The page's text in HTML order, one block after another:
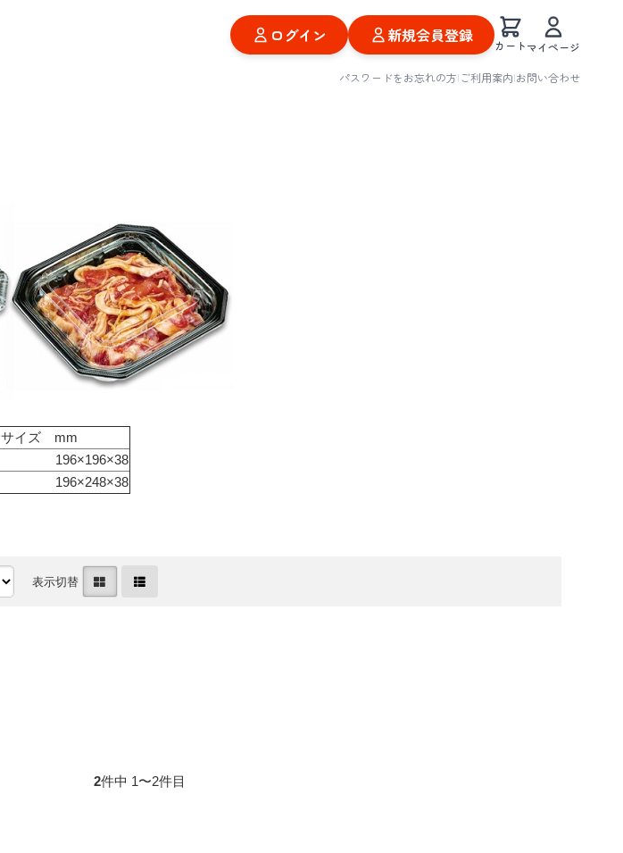
ログイン 新規会員登録 カートマイページ
パスワードをお忘れの方|ご利用案内|お問い合わせ
サイズ mm
196×196×38
196×248×38
表示切替
2件中 1〜2件目